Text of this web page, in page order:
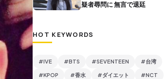
疑者尋問に 無言で退廷
HOT KEYWORDS
#IVE #BTS #SEVENTEEN #台湾
#KPOP #香水 #ダイエット #NCT